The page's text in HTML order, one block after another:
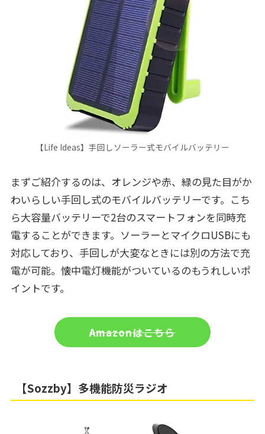
【Life Ideas】手回しソーラー式モバイルバッテリー
まずご紹介するのは、オレンジや赤、緑の見た目がか
わいらしい手回し式のモバイルバッテリーです。こち
ら大容量バッテリーで2台のスマートフォンを同時充
電することができます。ソーラーとマイクロUSBにも
対応しており、手回しが大変なときには別の方法で充
電が可能。懐中電灯機能がついているのもうれしいポ
イントです。
Amazonはこちら
【Sozzby】多機能防災ラジオ